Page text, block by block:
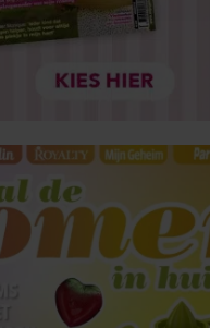
te analyseren.
gebruik van onze site
deze gegevens
van uw gebruik van
onze cookies als u onze